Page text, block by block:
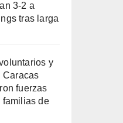
3-2 a
tras larga
y
Caracas
fuerzas
familias de